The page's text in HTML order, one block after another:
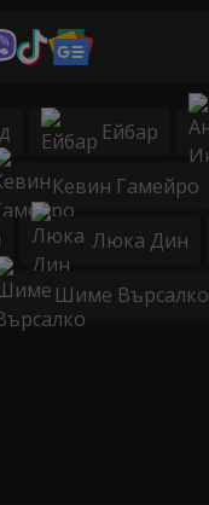
Ейбар
Кевин Гамейро
Люка Дин
Шиме Върсалко